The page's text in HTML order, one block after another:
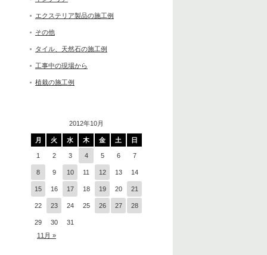
エクステリア製品の施工例
その他
タイル、天然石の施工例
工事中の現場から
植栽の施工例
2012年10月
月 火 水 木 金 土 日
1 2 3 4 5 6 7
8 9 10 11 12 13 14
15 16 17 18 19 20 21
22 23 24 25 26 27 28
29 30
31
11月 »